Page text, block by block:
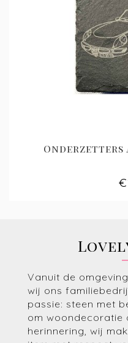
Onderzetters
Vanuit de
wij ons
passie: steen met
om woondecoratie
herinnering, wij